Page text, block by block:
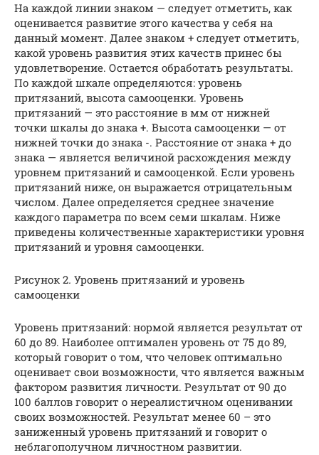
На каждой линии знаком — следует отметить, как
оценивается развитие этого качества у себя на
данный момент. Далее знаком + следует отметить,
какой уровень развития этих качеств принес бы
удовлетворение. Остается обработать результаты.
По каждой шкале определяются: уровень
притязаний, высота самооценки. Уровень
притязаний — это расстояние в мм от нижней
точки шкалы до знака +. Высота самооценки — от
нижней точки до знака -. Расстояние от знака + до
знака — является величиной расхождения между
уровнем притязаний и самооценкой. Если уровень
притязаний ниже, он выражается отрицательным
числом. Далее определяется среднее значение
каждого параметра по всем семи шкалам. Ниже
приведены количественные характеристики уровня
притязаний и уровня самооценки.
Рисунок 2. Уровень притязаний и уровень
самооценки
Уровень притязаний: нормой является результат от
60 до 89. Наиболее оптимален уровень от 75 до 89,
который говорит о том, что человек оптимально
оценивает свои возможности, что является важным
фактором развития личности. Результат от 90 до
100 баллов говорит о нереалистичном оценивании
своих возможностей. Результат менее 60 – это
заниженный уровень притязаний и говорит о
неблагополучном личностном развитии.